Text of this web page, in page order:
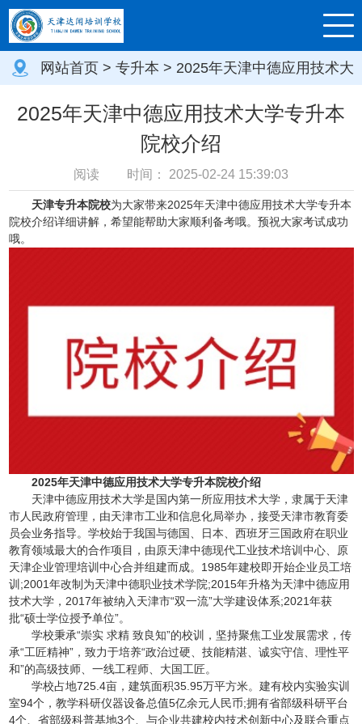
网站首页 > 专升本 > 2025年天津中德应用技术大
学专升本院校介绍
2025年天津中德应用技术大学专升本
院校介绍
阅读 时间： 2025-02-24 15:39:03
天津专升本院校为大家带来2025年天津中德应用技术大学专升本
院校介绍详细讲解，希望能帮助大家顺利备考哦。预祝大家考试成功
哦。
2025年天津中德应用技术大学专升本院校介绍
天津中德应用技术大学是国内第一所应用技术大学，隶属于天津
市人民政府管理，由天津市工业和信息化局举办，接受天津市教育委
员会业务指导。学校始于我国与德国、日本、西班牙三国政府在职业
教育领域最大的合作项目，由原天津中德现代工业技术培训中心、原
天津企业管理培训中心合并组建而成。1985年建校即开始企业员工培
训;2001年改制为天津中德职业技术学院;2015年升格为天津中德应用
技术大学，2017年被纳入天津市“双一流”大学建设体系;2021年获
批“硕士学位授予单位”。
学校秉承“崇实 求精 致良知”的校训，坚持聚焦工业发展需求，传
承“工匠精神”，致力于培养“政治过硬、技能精湛、诚实守信、理性平
和”的高级技师、一线工程师、大国工匠。
学校占地725.4亩，建筑面积35.95万平方米。建有校内实验实训
室94个，教学科研仪器设备总值5亿余元人民币;拥有省部级科研平台
4个、省部级科普基地3个、与企业共建校内技术创新中心及联合重点